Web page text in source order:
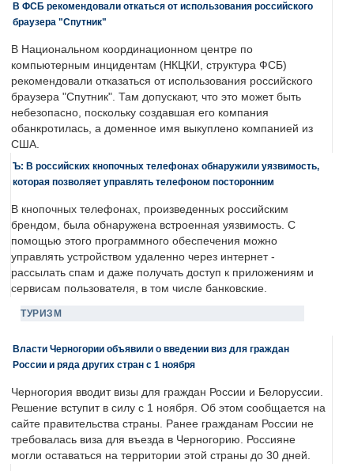
В ФСБ рекомендовали откаться от использования российского
браузера "Спутник"
В Национальном координационном центре по
компьютерным инцидентам (НКЦКИ, структура ФСБ)
рекомендовали отказаться от использования российского
браузера "Спутник". Там допускают, что это может быть
небезопасно, поскольку создавшая его компания
обанкротилась, а доменное имя выкуплено компанией из
США.
Ъ: В российских кнопочных телефонах обнаружили уязвимость,
которая позволяет управлять телефоном посторонним
В кнопочных телефонах, произведенных российским
брендом, была обнаружена встроенная уязвимость. С
помощью этого программного обеспечения можно
управлять устройством удаленно через интернет -
рассылать спам и даже получать доступ к приложениям и
сервисам пользователя, в том числе банковские.
ТУРИЗМ
Власти Черногории объявили о введении виз для граждан
России и ряда других стран с 1 ноября
Черногория вводит визы для граждан России и Белоруссии.
Решение вступит в силу с 1 ноября. Об этом сообщается на
сайте правительства страны. Ранее гражданам России не
требовалась виза для въезда в Черногорию. Россияне
могли оставаться на территории этой страны до 30 дней.